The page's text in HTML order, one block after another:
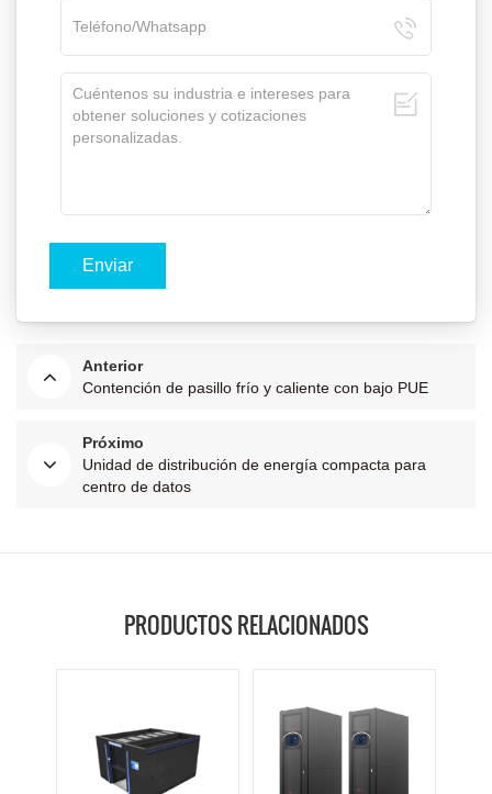
Anterior
Contención de pasillo frío y caliente con bajo PUE
Próximo
Unidad de distribución de energía compacta para
centro de datos
PRODUCTOS RELACIONADOS